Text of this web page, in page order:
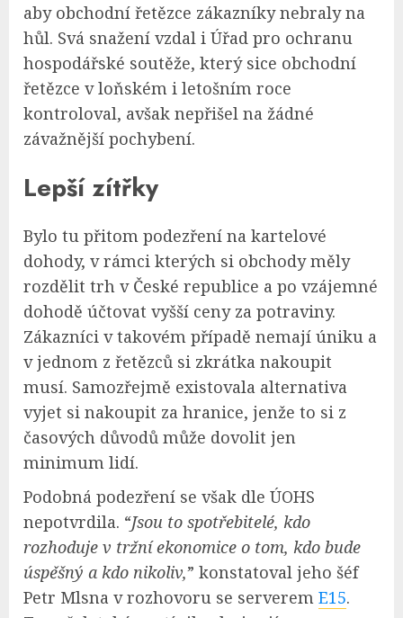
aby obchodní řetězce zákazníky nebraly na
hůl. Svá snažení vzdal i Úřad pro ochranu
hospodářské soutěže, který sice obchodní
řetězce v loňském i letošním roce
kontroloval, avšak nepřišel na žádné
závažnější pochybení.
Lepší zítřky
Bylo tu přitom podezření na kartelové
dohody, v rámci kterých si obchody měly
rozdělit trh v České republice a po vzájemné
dohodě účtovat vyšší ceny za potraviny.
Zákazníci v takovém případě nemají úniku a
v jednom z řetězců si zkrátka nakoupit
musí. Samozřejmě existovala alternativa
vyjet si nakoupit za hranice, jenže to si z
časových důvodů může dovolit jen
minimum lidí.
Podobná podezření se však dle ÚOHS
nepotvrdila. “Jsou to spotřebitelé, kdo
rozhoduje v tržní ekonomice o tom, kdo bude
úspěšný a kdo nikoliv,” konstatoval jeho šéf
Petr Mlsna v rozhovoru se serverem E15.